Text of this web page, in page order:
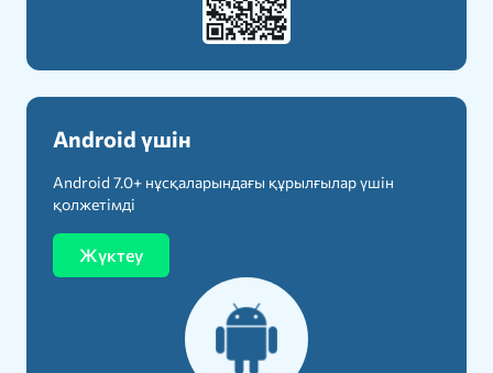
Android үшін
Android 7.0+ нұсқаларындағы құрылғылар үшін
қолжетімді
Жүктеу